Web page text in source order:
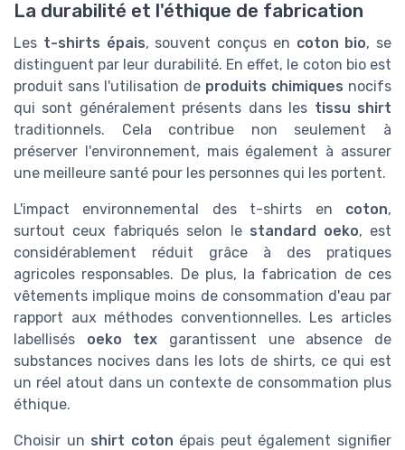
La durabilité et l'éthique de fabrication
Les t-shirts épais, souvent conçus en coton bio, se
distinguent par leur durabilité. En effet, le coton bio est
produit sans l'utilisation de produits chimiques nocifs
qui sont généralement présents dans les tissu shirt
traditionnels. Cela contribue non seulement à
préserver l'environnement, mais également à assurer
une meilleure santé pour les personnes qui les portent.
L'impact environnemental des t-shirts en coton,
surtout ceux fabriqués selon le standard oeko, est
considérablement réduit grâce à des pratiques
agricoles responsables. De plus, la fabrication de ces
vêtements implique moins de consommation d'eau par
rapport aux méthodes conventionnelles. Les articles
labellisés oeko tex garantissent une absence de
substances nocives dans les lots de shirts, ce qui est
un réel atout dans un contexte de consommation plus
éthique.
Choisir un shirt coton épais peut également signifier